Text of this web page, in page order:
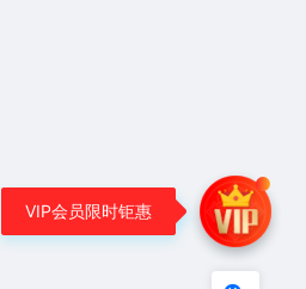
VIP会员限时钜惠